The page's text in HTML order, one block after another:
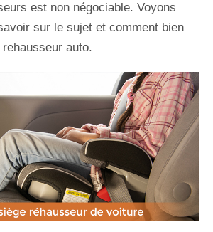
est non négociable. Voyons
sur le sujet et comment bien
auto.